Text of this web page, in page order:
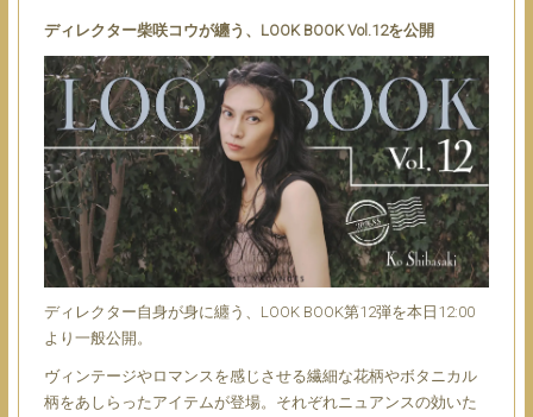
ディレクター柴咲コウが纏う、LOOK BOOK Vol.12を公開
ディレクター自身が身に纏う、LOOK BOOK第12弾を本日12:00
より一般公開。
ヴィンテージやロマンスを感じさせる繊細な花柄やボタニカル
柄をあしらったアイテムが登場。それぞれニュアンスの効いた